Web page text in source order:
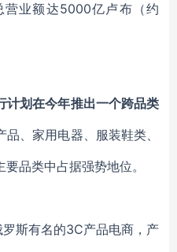
营业额达5000亿卢布（约
计划在今年推出一个跨品类
品、家用电器、服装鞋类、
品类中占据强势地位。
斯有名的3C产品电商，产